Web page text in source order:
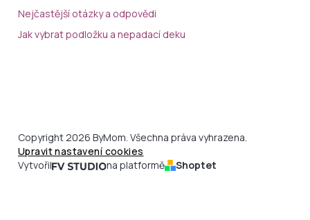
Nejčastější otázky a odpovědi
Jak vybrat podložku a nepadací deku
Copyright 2026 ByMom. Všechna práva vyhrazena.
Upravit nastavení cookies
Vytvořil
na platformě Shoptet